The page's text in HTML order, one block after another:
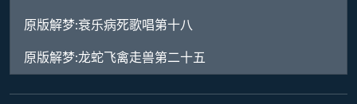
原版解梦:衰乐病死歌唱第十八
原版解梦:龙蛇飞禽走兽第二十五